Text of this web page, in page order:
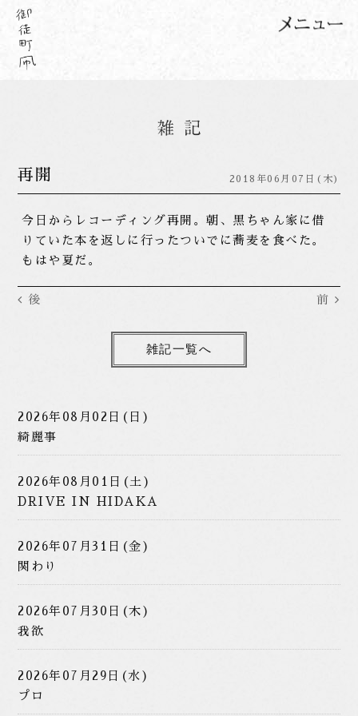
再開 2018年06月07日(木)
今日からレコーディング再開。朝、黒ちゃん家に借
りていた本を返しに行ったついでに蕎麦を食べた。
もはや夏だ。
後 前
雑記一覧へ
2026年08月02日(日)
綺麗事
2026年08月01日(土)
DRIVE IN HIDAKA
2026年07月31日(金)
関わり
2026年07月30日(木)
我欲
2026年07月29日(水)
プロ